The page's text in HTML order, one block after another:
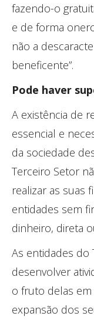
fazendo-o
e de forma
não a
beneficente”.
Pode haver
A existência de
essencial e
da sociedade
Terceiro Setor
realizar as suas
entidades sem
dinheiro, direta
As entidades do
desenvolver
o fruto delas
expansão dos